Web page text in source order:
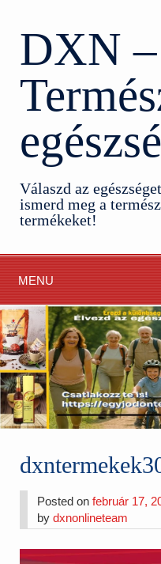
DXN –
Válaszd az
ismerd meg a
termékeket!
MENU
Posted onfebruár 17,
bydxnonlineteam